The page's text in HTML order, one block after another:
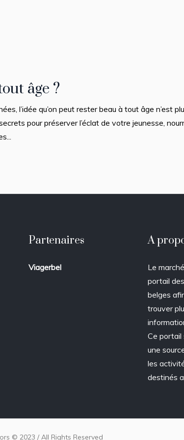
âge ?
l’idée qu’on peut rester beau à tout âge n’est
pour préserver l’éclat de votre jeunesse,
Partenaires
Viagerbel
A
Le
portail
belges
trouver
Ce portail
une
les
destinés
© 2023 / All Rights Reserved